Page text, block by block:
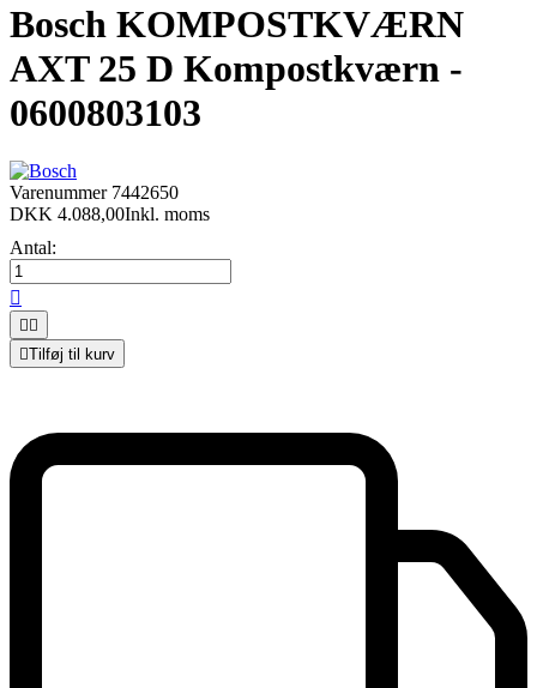
Bosch KOMPOSTKVÆRN
AXT 25 D Kompostkværn -
0600803103
Varenummer 7442650
DKK 4.088,00Inkl. moms
Antal:

 
Tilføj til kurv